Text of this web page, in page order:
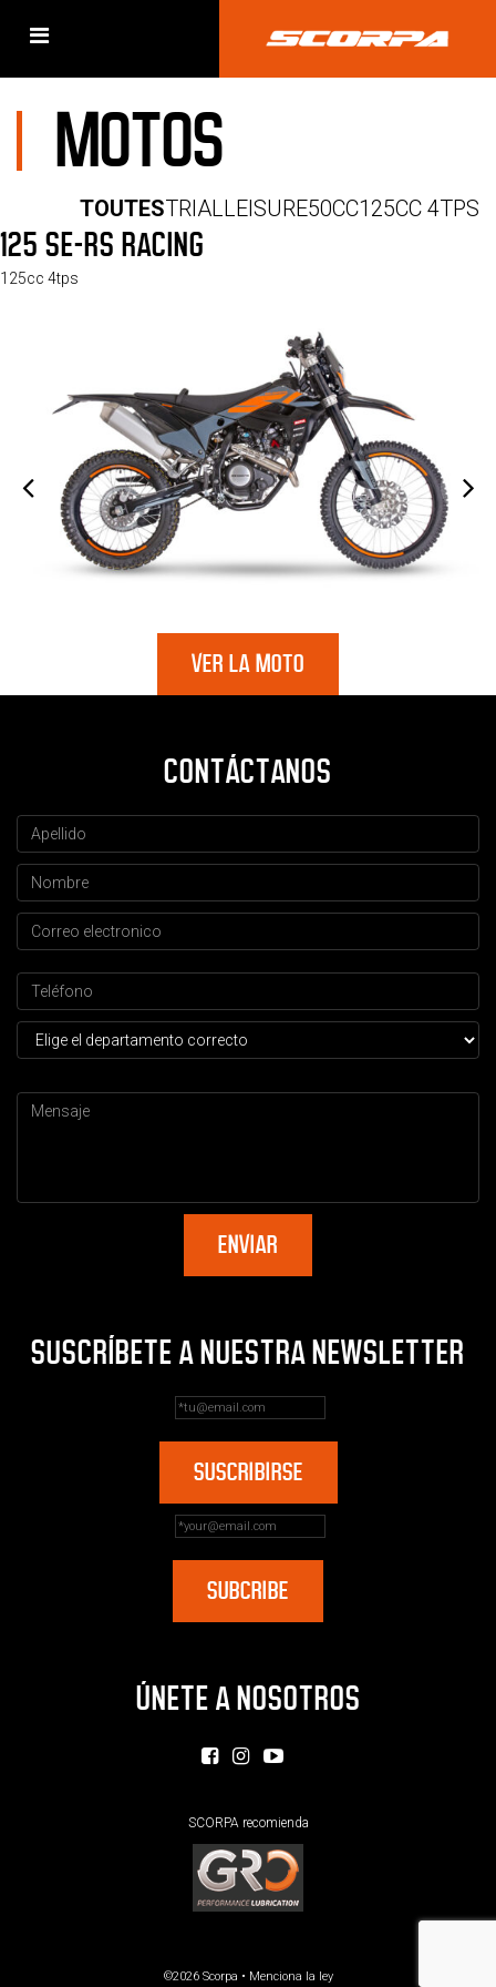
MOTOS
TOUTESTRIALLEISURE50CC125CC 4TPS
125 SE-RS RACING
125cc 4tps
VER LA MOTO
CONTÁCTANOS
SUSCRÍBETE A NUESTRA NEWSLETTER
ÚNETE A NOSOTROS
SCORPA recomienda
©2026 Scorpa • Menciona la ley